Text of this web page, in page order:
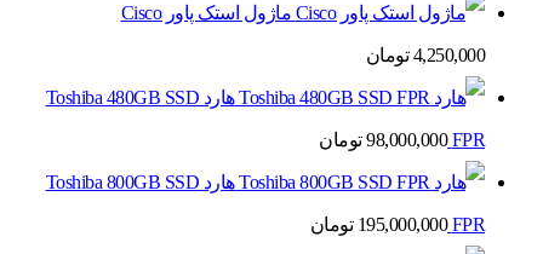
ماژول استک پاور Cisco
4,250,000 تومان
هارد Toshiba 480GB SSD
FPR
98,000,000 تومان
هارد Toshiba 800GB SSD
FPR
195,000,000 تومان